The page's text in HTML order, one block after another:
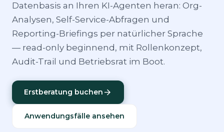
Datenbasis an Ihren KI-Agenten heran: Org-
Analysen, Self-Service-Abfragen und
Reporting-Briefings per natürlicher Sprache
— read-only beginnend, mit Rollenkonzept,
Audit-Trail und Betriebsrat im Boot.
Erstberatung buchen arrow_forward
Anwendungsfälle ansehen